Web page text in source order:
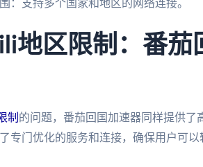
地区限制：番茄
制的问题，番茄回国加速器同样提供
专门优化的服务和连接，确保用户可以